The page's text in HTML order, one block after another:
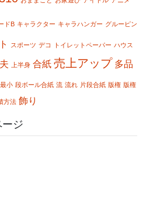
ドB キャラクター キャラハンガー グルーピン
スポーツ デコ トイレットペーパー ハウス
上半身 合紙 売上アップ 多品
最小 段ボール合紙 流 流れ 片段合紙 版権 版権
方法 飾り
ジ